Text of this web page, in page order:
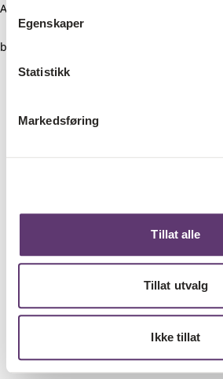
Egenskaper
Statistikk
Markedsføring
Tillat alle
Tillat utvalg
Ikke tillat
Application error: a client-side exception
browser console for more information)